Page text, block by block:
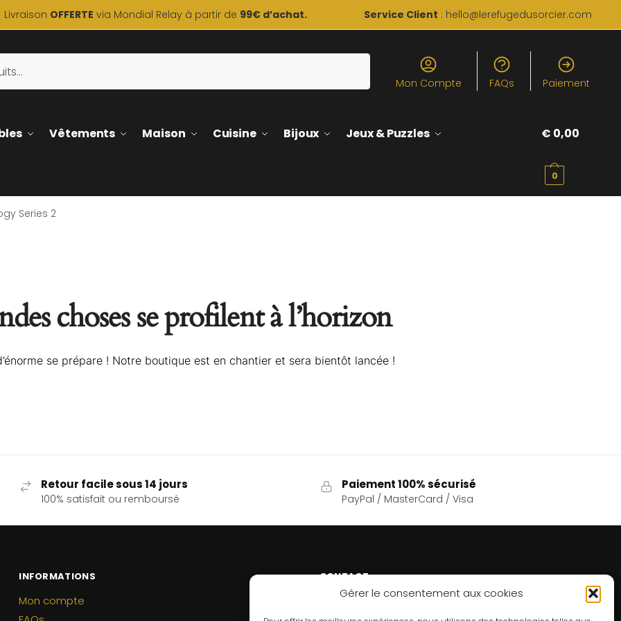
Gérer le consentement aux cookies
Livraison OFFERTE via Mondial Relay à partir de 99€ d’achat. Service Client : hello@lerefugedusorcier.com
Mon Compte FAQs Paiement
Vêtements Maison Cuisine Bijoux Jeux & Puzzles € 0,00
0
Series 2
choses se profilent à l’horizon
se prépare ! Notre boutique est en chantier et sera bientôt lancée !
Retour facile sous 14 jours
100% satisfait ou remboursé
Paiement 100% sécurisé
PayPal / MasterCard / Visa
INFORMATIONS
Mon compte
CONTACT
Un problème ? Une question ? Le Refuge du Sorcier™
est à votre disposition 7j/7 et 24h/24.